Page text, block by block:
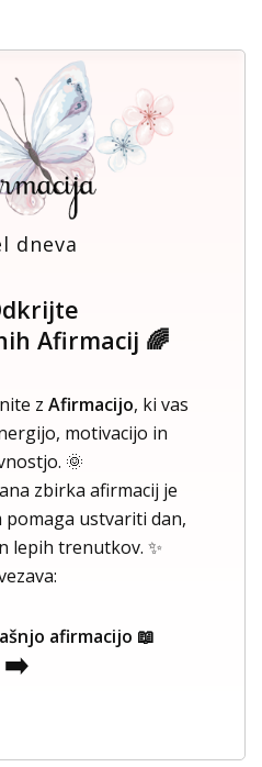
dneva
Afirmacij 🌈
z Afirmacijo, ki vas
motivacijo in
🌞
zbirka afirmacij je
pomaga ustvariti dan,
lepih trenutkov. ✨
afirmacijo 📖
➡️